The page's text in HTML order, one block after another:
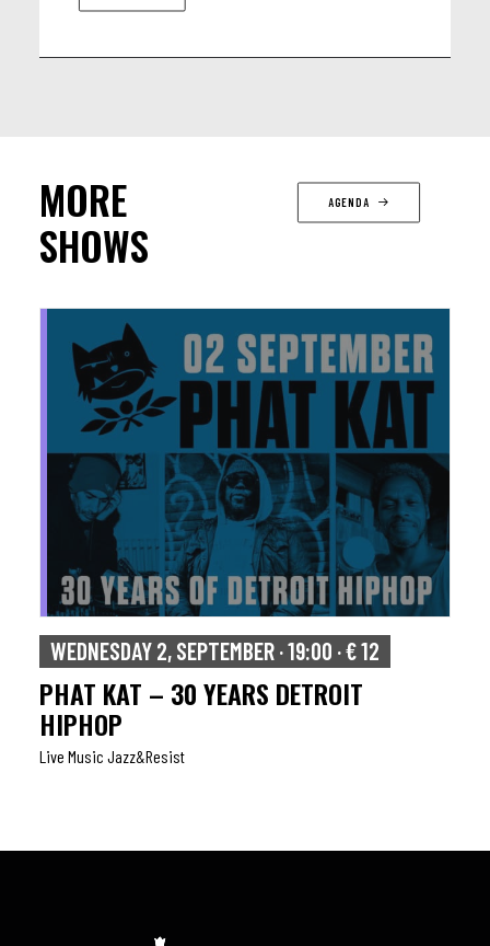
MORE
SHOWS
AGENDA
WEDNESDAY 2, SEPTEMBER · 19:00 · € 12
PHAT KAT – 30 YEARS DETROIT
HIPHOP
Live Music Jazz&resist